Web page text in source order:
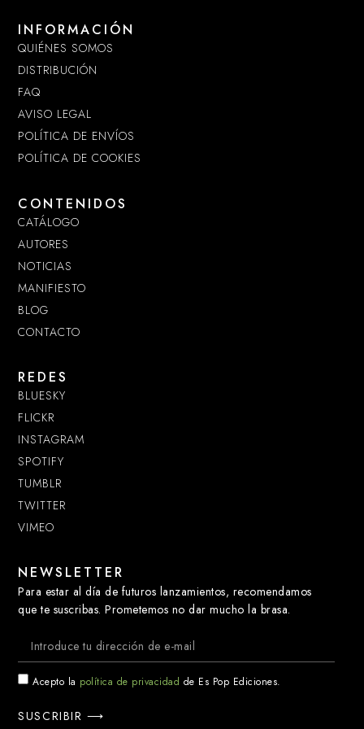
INFORMACIÓN
QUIÉNES SOMOS
DISTRIBUCIÓN
FAQ
AVISO LEGAL
POLÍTICA DE ENVÍOS
POLÍTICA DE COOKIES
CONTENIDOS
CATÁLOGO
AUTORES
NOTICIAS
MANIFIESTO
BLOG
CONTACTO
REDES
BLUESKY
FLICKR
INSTAGRAM
SPOTIFY
TUMBLR
TWITTER
VIMEO
NEWSLETTER
Para estar al día de futuros lanzamientos, recomendamos
que te suscribas. Prometemos no dar mucho la brasa.
Acepto la política de privacidad de Es Pop Ediciones.
SUSCRIBIR ⟶